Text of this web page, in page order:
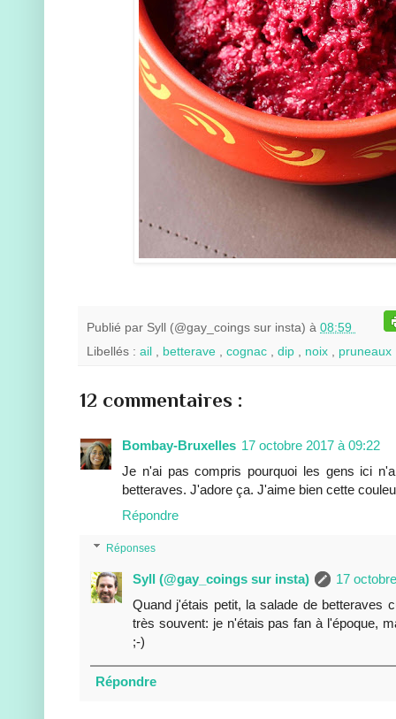
Publié par Syll (@gay_coings sur insta) à 08:59
Libellés : ail betterave cognac dip noix pruneaux
12 commentaires :
Bombay-Bruxelles 17 octobre 2017 à 09:22
Je n'ai pas compris pourquoi les gens ici
betteraves. J'adore ça. J'aime bien cette
Répondre
Réponses
Syll (@gay_coings sur insta)
17
Quand j'étais petit, la salade de betteraves
très souvent: je n'étais pas fan à l'époque,
;-)
Répondre